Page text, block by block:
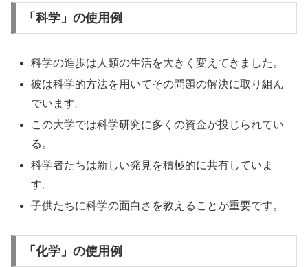
「科学」の使用例
科学の進歩は人類の生活を大きく変えてきました。
彼は科学的方法を用いてその問題の解決に取り組ん
でいます。
この大学では科学研究に多くの資金が投じられてい
る。
科学者たちは新しい発見を積極的に共有していま
す。
子供たちに科学の面白さを教えることが重要です。
「化学」の使用例